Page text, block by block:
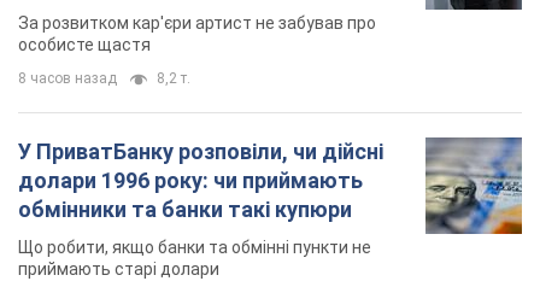
мають
За розвитком кар'єри артист не забував про
особисте щастя
8 часов назад 8,2 т.
У ПриватБанку розповіли, чи дійсні
долари 1996 року: чи приймають
обмінники та банки такі купюри
Що робити, якщо банки та обмінні пункти не
приймають старі долари